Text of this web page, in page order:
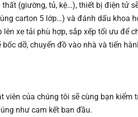
thất (giường, tủ, kệ…), thiết bị điện tử
carton 5 lớp…) và đánh dấu khoa
xe tải phù hợp, sắp xếp tối ưu để
dỡ, chuyển đồ vào nhà và tiến
viên của chúng tôi sẽ cùng bạn
như cam kết ban đầu.